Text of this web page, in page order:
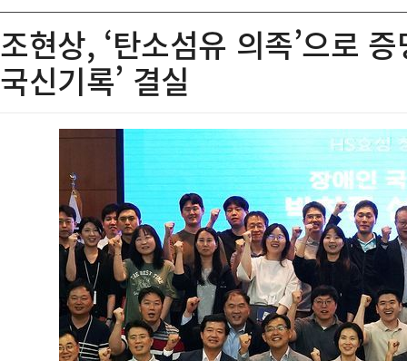
조현상, ‘탄소섬유 의족’으로
국신기록’ 결실